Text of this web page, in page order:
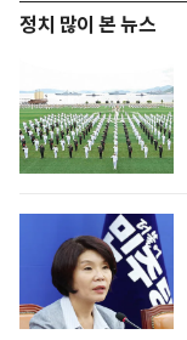
정치 많이 본 뉴스